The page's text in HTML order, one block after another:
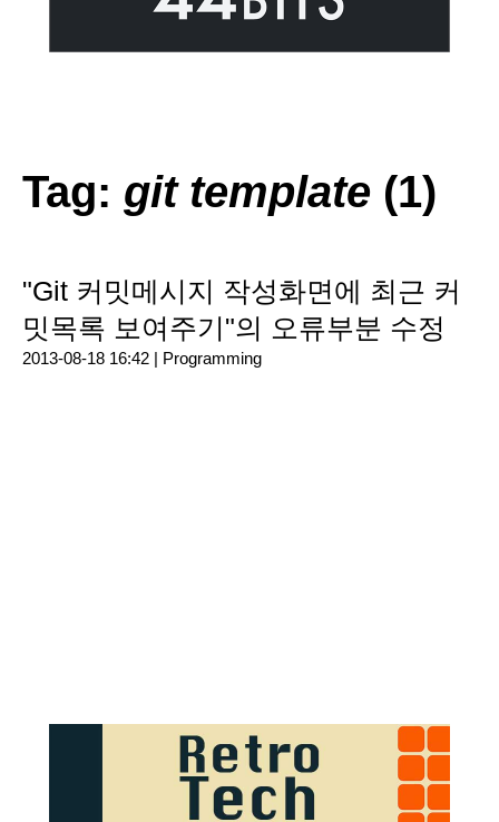
Tag: git template (1)
"Git 커밋메시지 작성화면에 최근 커
밋목록 보여주기"의 오류부분 수정
2013-08-18 16:42 | Programming